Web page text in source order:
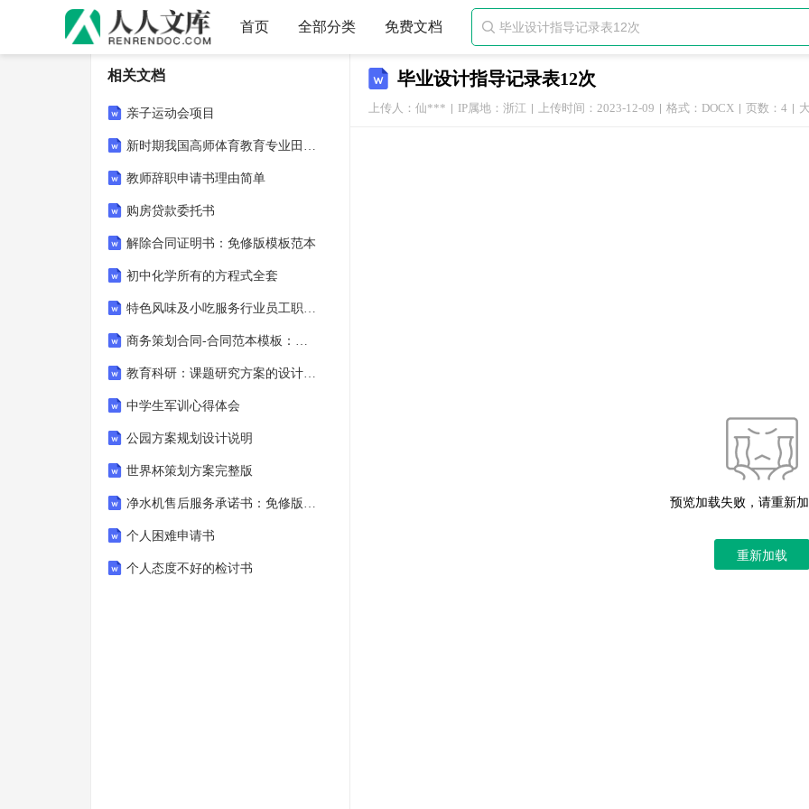
首页 全部分类 免费文档 
毕业设计指导记录表12次
上传人：仙*** IP属地：浙江 上传时间：2023-12-09 格式：DOCX 页数：4
预览加载失败，请重新
重新加载
相关文档
亲子运动会项目
新时期我国高师体育教育专业田径普修课程改革的文化审视
教师辞职申请书理由简单
购房贷款委托书
解除合同证明书：免修版模板范本
初中化学所有的方程式全套
特色风味及小吃服务行业员工职业发展规划与管理
商务策划合同-合同范本模板：免修版模板范本
教育科研：课题研究方案的设计指导
中学生军训心得体会
公园方案规划设计说明
世界杯策划方案完整版
净水机售后服务承诺书：免修版模板范本
个人困难申请书
个人态度不好的检讨书